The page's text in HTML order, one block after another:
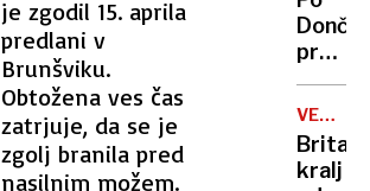
je zgodil 15. aprila
predlani v
Brunšviku.
Obtožena ves čas
zatrjuje, da se je
zgolj branila pred
nasilnim možem.
vlade
Karma
je
psica,
Nico
pa
VELIKA
kralj